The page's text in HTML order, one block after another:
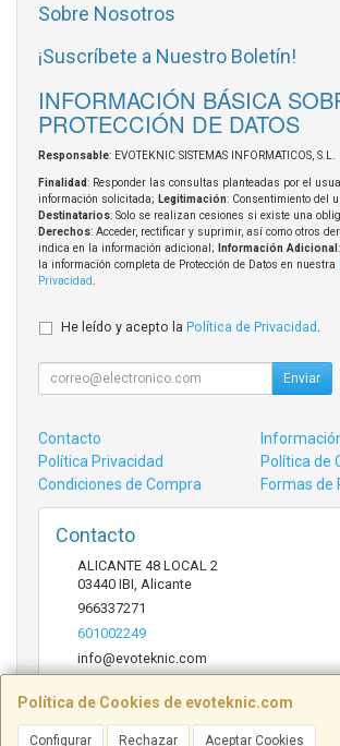
Política de Cookies de evoteknic.com
Configurar Rechazar Aceptar Cookies
Sobre Nosotros
¡Suscríbete a Nuestro Boletín!
INFORMACIÓN BÁSICA
PROTECCIÓN DE DATOS
Responsable: EVOTEKNIC SISTEMAS INFORMATICOS, S.L.
Finalidad: Responder las consultas planteadas por el
información solicitada; Legitimación: Consentimiento del
Destinatarios: Solo se realizan cesiones si existe una
Derechos: Acceder, rectificar y suprimir, así como otros
indica en la información adicional;
Información Adicional
la información completa de Protección de Datos en nuestra
Privacidad
He leído y acepto la Política de Privacidad
Enviar
Contacto
Política Privacidad
Política de
Condiciones de Compra
Formas de
Contacto
ALICANTE 48 LOCAL 2
03440 IBI Alicante
966337271
601002249
info@evoteknic.com
Horario